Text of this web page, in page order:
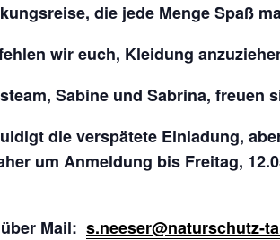
die jede Menge Spaß
wir euch, Kleidung
Sabine und Sabrina, freuen
die verspätete Einladung,
um Anmeldung bis Freitag,
Mail: s.neeser@naturschutz-